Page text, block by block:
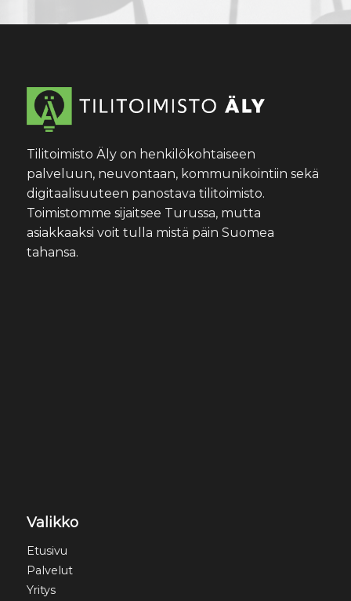
Tilitoimisto Äly on henkilökohtaiseen
palveluun, neuvontaan, kommunikointiin sekä
digitaalisuuteen panostava tilitoimisto.
Toimistomme sijaitsee Turussa, mutta
asiakkaaksi voit tulla mistä päin Suomea
tahansa.
Valikko
Etusivu
Palvelut
Yritys